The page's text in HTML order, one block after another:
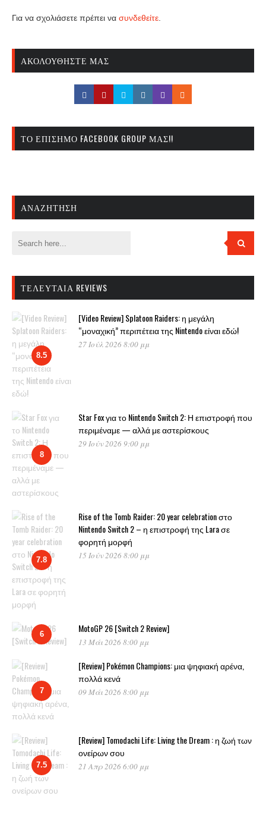
Για να σχολιάσετε πρέπει να συνδεθείτε
ΑΚΟΛΟΥΘΉΣΤΕ ΜΑΣ
ΤΟ ΕΠΊΣΗΜΟ FACEBOOK GROUP ΜΑΣ!!
ΑΝΑΖΉΤΗΣΗ
ΤΕΛΕΥΤΑΊΑ REVIEWS
8.5
[Video Review] Splatoon Raiders: η μεγάλη
“μοναχική” περιπέτεια της Nintendo είναι εδώ!
27 Ιούλ 2026 8:00 μμ
8
Star Fox για το Nintendo Switch 2: Η επιστροφή που
περιμέναμε — αλλά με αστερίσκους
29 Ιούν 2026 9:00 μμ
7.8
Rise of the Tomb Raider: 20 year celebration στο
Nintendo Switch 2 – η επιστροφή της Lara σε
φορητή μορφή
15 Ιούν 2026 8:00 μμ
6 MotoGP 26 [Switch 2 Review]
13 Μάι 2026 8:00 μμ
7
[Review] Pokémon Champions: μια ψηφιακή αρένα,
πολλά κενά
09 Μάι 2026 8:00 μμ
7.5
[Review] Tomodachi Life: Living the Dream : η ζωή των
ονείρων σου
21 Απρ 2026 6:00 μμ